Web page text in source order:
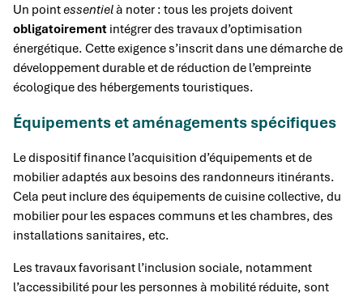
Un pointessentielà noter : tous les projets doivent
obligatoirement intégrer des travaux d’optimisation
énergétique. Cette exigence s’inscrit dans une démarche de
développement durable et de réduction de l’empreinte
écologique des hébergements touristiques.
Équipements et aménagements spécifiques
Le dispositif finance l’acquisition d’équipements et de
mobilier adaptés aux besoins des randonneurs itinérants.
Cela peut inclure des équipements de cuisine collective, du
mobilier pour les espaces communs et les chambres, des
installations sanitaires, etc.
Les travaux favorisant l’inclusion sociale, notamment
l’accessibilité pour les personnes à mobilité réduite, sont